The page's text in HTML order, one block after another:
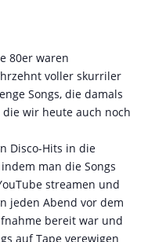
80er waren
voller skurriler
Songs, die damals
wir heute auch noch
Disco-Hits in die
man die Songs
streamen und
jeden Abend vor dem
bereit war und
auf Tape verewigen